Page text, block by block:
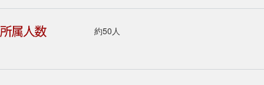
約50人